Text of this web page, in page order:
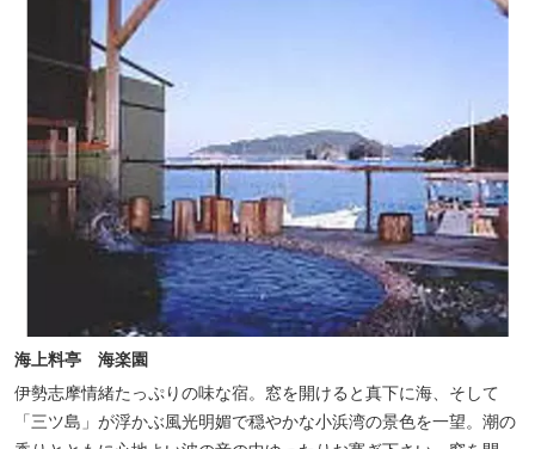
海上料亭 海楽園
伊勢志摩情緒たっぷりの味な宿。窓を開けると真下に海、そして
「三ツ島」が浮かぶ風光明媚で穏やかな小浜湾の景色を一望。潮の